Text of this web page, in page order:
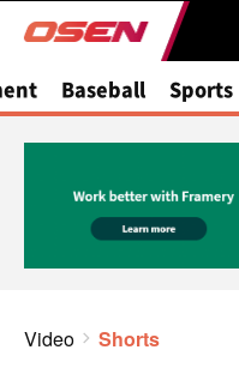
Baseball Sports
Video Shorts